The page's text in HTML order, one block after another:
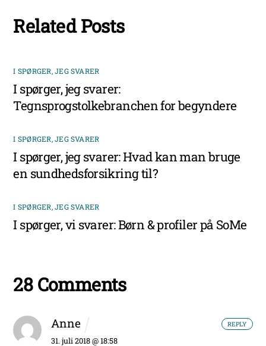
Related Posts
I SPØRGER, JEG SVARER
I spørger, jeg svarer:
Tegnsprogstolkebranchen for begyndere
I SPØRGER, JEG SVARER
I spørger, jeg svarer: Hvad kan man bruge
en sundhedsforsikring til?
I SPØRGER, JEG SVARER
I spørger, vi svarer: Børn & profiler på SoMe
28 Comments
Anne
31. juli 2018 @ 18:58
REPLY